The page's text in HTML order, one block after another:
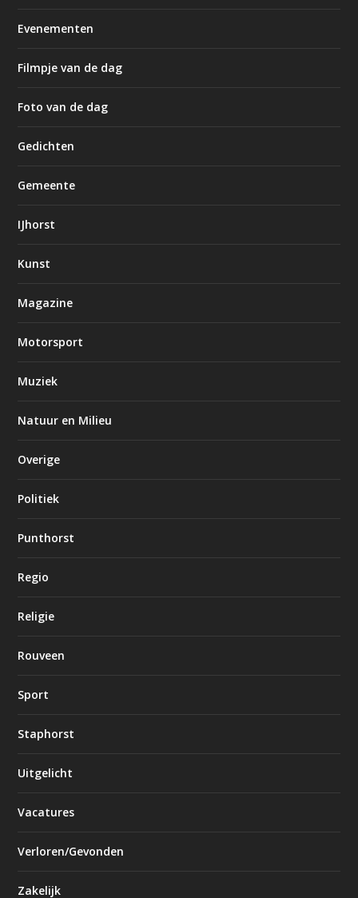
Evenementen
Filmpje van de dag
Foto van de dag
Gedichten
Gemeente
IJhorst
Kunst
Magazine
Motorsport
Muziek
Natuur en Milieu
Overige
Politiek
Punthorst
Regio
Religie
Rouveen
Sport
Staphorst
Uitgelicht
Vacatures
Verloren/Gevonden
Zakelijk